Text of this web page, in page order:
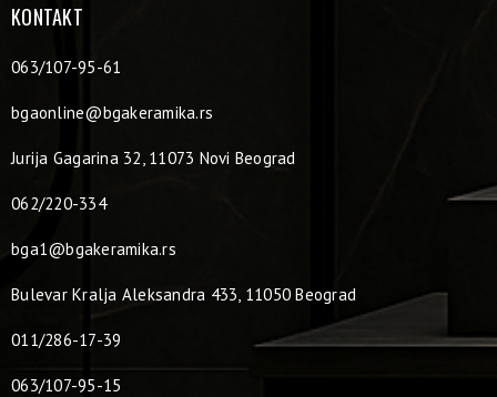
KONTAKT
063/107-95-61
bgaonline@bgakeramika.rs
Jurija Gagarina 32, 11073 Novi Beograd
062/220-334
bga1@bgakeramika.rs
Bulevar Kralja Aleksandra 433, 11050 Beograd
011/286-17-39
063/107-95-15